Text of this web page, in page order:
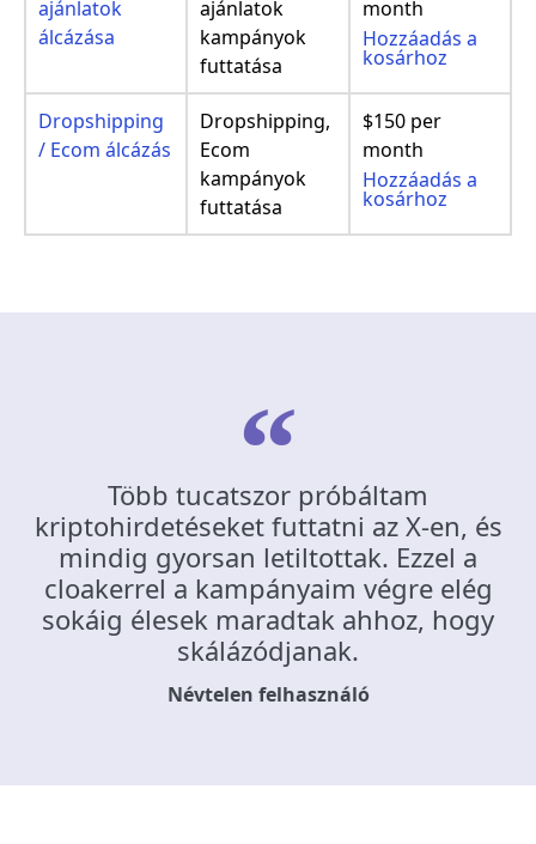
ajánlatok
álcázása
ajánlatok
kampányok
futtatása
month
Hozzáadás a
kosárhoz
Dropshipping
/ Ecom álcázás
Dropshipping,
Ecom
kampányok
futtatása
$150 per
month
Hozzáadás a
kosárhoz
Több tucatszor próbáltam
kriptohirdetéseket futtatni az X-en, és
mindig gyorsan letiltottak. Ezzel a
cloakerrel a kampányaim végre elég
sokáig élesek maradtak ahhoz, hogy
skálázódjanak.
Névtelen felhasználó